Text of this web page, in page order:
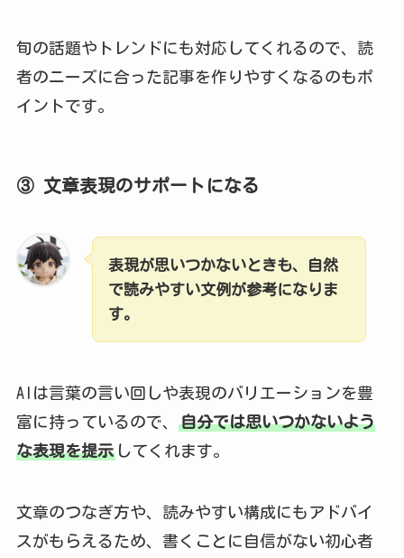
旬の話題やトレンドにも対応してくれるので、読
者のニーズに合った記事を作りやすくなるのもポ
イントです。
③ 文章表現のサポートになる
表現が思いつかないときも、自然
で読みやすい文例が参考になりま
す。
AIは言葉の言い回しや表現のバリエーションを豊
富に持っているので、
自分では思いつかないよう
な表現を提示してくれます。
文章のつなぎ方や、読みやすい構成にもアドバイ
スがもらえるため、書くことに自信がない初心者